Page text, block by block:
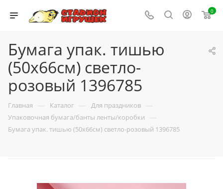
0
Бумага упак. тишью
(50х66см) светло-
розовый 1396785
Главная — Каталог — Для праздников —
Упаковочная бумага/банты ленты/коробки —
Бумага упак. тишью (50х66см) светло-розовый 1396785